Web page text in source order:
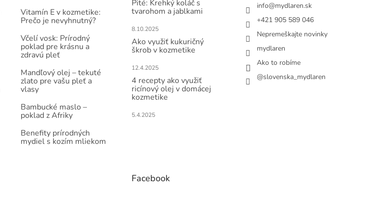
Vitamín E v kozmetike:
Prečo je nevyhnutný?
Včelí vosk: Prírodný
poklad pre krásnu a
zdravú pleť
Mandľový olej – tekuté
zlato pre vašu pleť a
vlasy
Bambucké maslo –
poklad z Afriky
Benefity prírodných
mydiel s kozím mliekom
Pité: Krehký koláč s
tvarohom a jablkami
8.10.2025
Ako využiť kukuričný
škrob v kozmetike
12.4.2025
4 recepty ako využiť
ricínový olej v domácej
kozmetike
5.4.2025
info@mydlaren.sk
+421 905 589 046
Nepremeškajte novinky
mydlaren
Ako to robíme
@slovenska_mydlaren
Facebook